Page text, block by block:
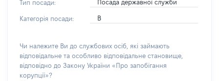
Тип посади: Посада державної служби
Категорія посади: В
Чи належите Ви до службових осіб, які займають
відповідальне та особливо відповідальне становище,
відповідно до Закону України «Про запобігання
корупції»?